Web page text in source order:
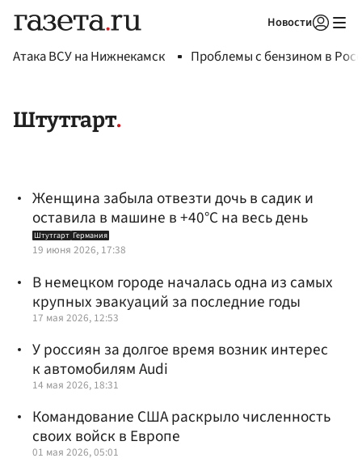
Новости
Атака ВСУ на Нижнекамск Проблемы с бензином в
Штутгарт
Женщина забыла отвезти дочь в садик и
оставила в машине в +40°C на весь день
Штутгарт Германия
19 июня 2026, 17:38
В немецком городе началась одна из самых
крупных эвакуаций за последние годы
17 мая 2026, 12:53
У россиян за долгое время возник интерес
к автомобилям Audi
14 мая 2026, 18:31
Командование США раскрыло численность
своих войск в Европе
01 мая 2026, 05:01